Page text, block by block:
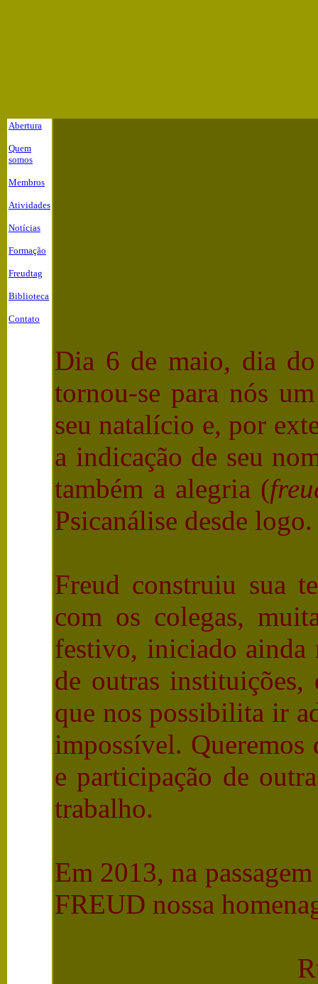
Abertura
Quem
somos
Membros
Atividades
Notícias
Formação
Freudtag
Biblioteca
Contato
Dia 6 de maio, dia
tornou-se para nós
seu natalício e, por
a indicação de seu
também a alegria (
Psicanálise desde logo.
Freud construiu sua
com os colegas,
festivo, iniciado ainda
de outras instituições,
que nos possibilita ir
impossível. Queremos
e participação de
trabalho.
Em 2013, na
FREUD nossa